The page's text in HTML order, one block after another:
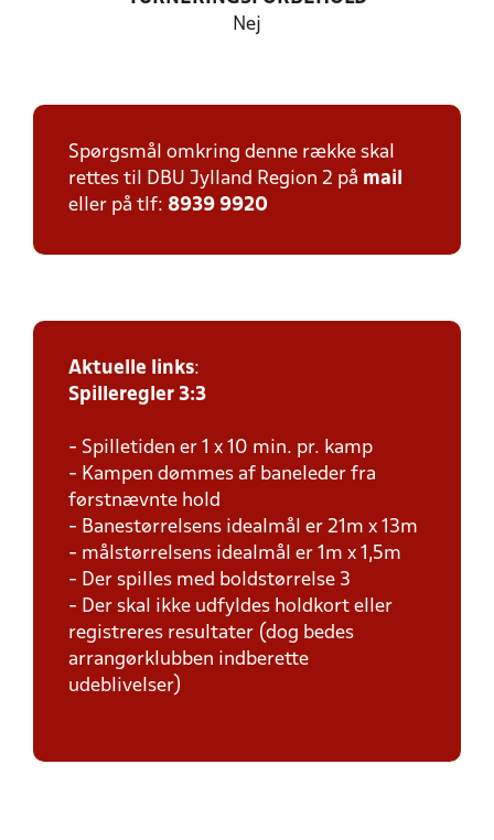
Nej
Spørgsmål omkring denne række skal
rettes til DBU Jylland Region 2 på mail
eller på tlf: 8939 9920
Aktuelle links:
Spilleregler 3:3
- Spilletiden er 1 x 10 min. pr. kamp
- Kampen dømmes af baneleder fra
førstnævnte hold
- Banestørrelsens idealmål er 21m x 13m
- målstørrelsens idealmål er 1m x 1,5m
- Der spilles med boldstørrelse 3
- Der skal ikke udfyldes holdkort eller
registreres resultater (dog bedes
arrangørklubben indberette
udeblivelser)